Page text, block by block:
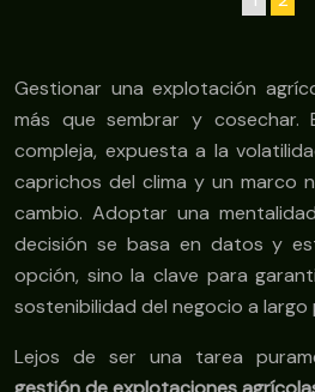
Gestionar una explotación
más que sembrar y cosechar.
compleja, expuesta a la
caprichos del clima y un marco
cambio. Adoptar una
decisión se basa en datos y
opción, sino la clave para
sostenibilidad del negocio a largo
Lejos de ser una tarea